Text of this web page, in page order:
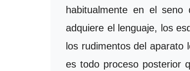
habitualmente en el
adquiere el lenguaje, los
los rudimentos del aparato
es todo proceso posterior